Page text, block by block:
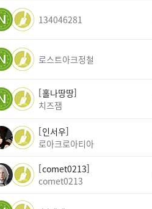
134046281
로스트아크정철
홀나땅땅
치즈잼
인서우
로아크로아티아
comet0213
comet0213